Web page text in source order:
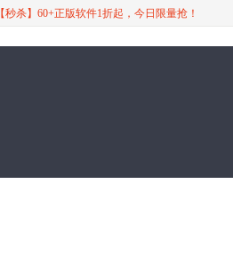
【秒杀】60+正版软件1折起，今日限量抢！